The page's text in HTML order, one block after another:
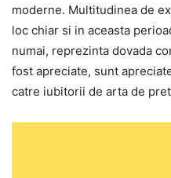
moderne. Multitudinea de
loc chiar si in aceasta
numai, reprezinta dovada
fost apreciate, sunt
catre iubitorii de arta de